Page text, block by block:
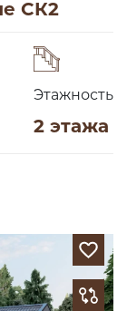
СК2
Этажность
2 этажа